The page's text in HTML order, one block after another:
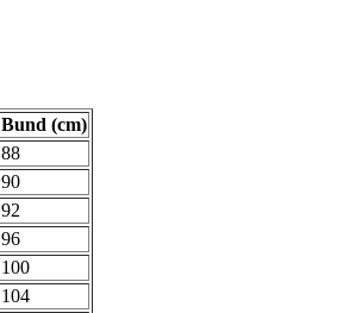
Bund (cm)
88
90
92
96
100
104